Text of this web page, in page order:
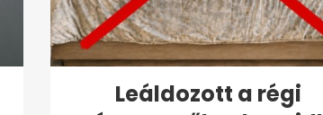
Leáldozott a régi